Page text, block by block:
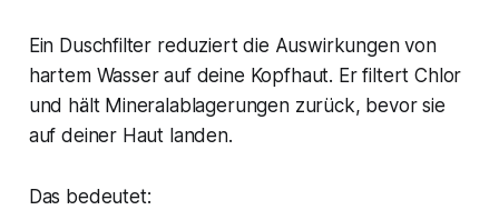
Ein Duschfilter reduziert die Auswirkungen von
hartem Wasser auf deine Kopfhaut. Er filtert Chlor
und hält Mineralablagerungen zurück, bevor sie
auf deiner Haut landen.
Das bedeutet: